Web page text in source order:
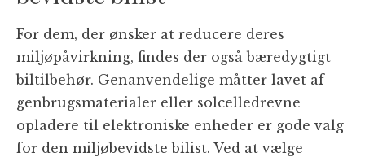
For dem, der ønsker at reducere deres
miljøpåvirkning, findes der også bæredygtigt
biltilbehør. Genanvendelige måtter lavet af
genbrugsmaterialer eller solcelledrevne
opladere til elektroniske enheder er gode valg
for den miljøbevidste bilist. Ved at vælge